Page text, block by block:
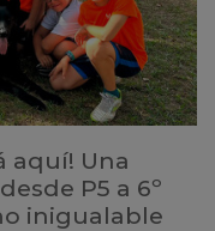
aquí! Una
P5 a 6º
inigualable